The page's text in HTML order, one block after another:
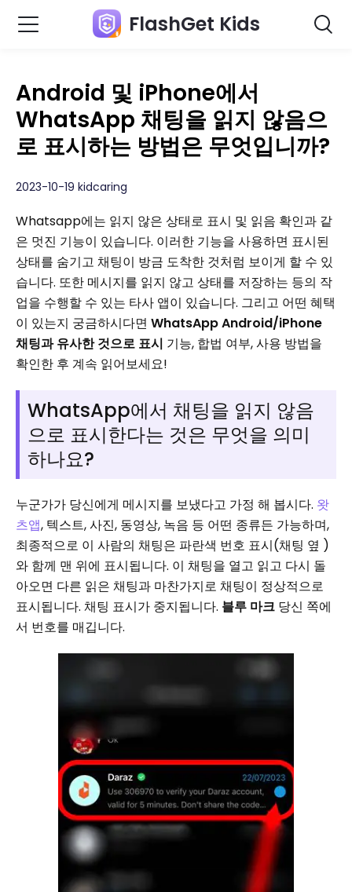
FlashGet Kids
Android 및 iPhone에서
WhatsApp 채팅을 읽지 않음으
로 표시하는 방법은 무엇입니까?
2023-10-19 kidcaring
Whatsapp에는 읽지 않은 상태로 표시 및 읽음 확인과 같
은 멋진 기능이 있습니다. 이러한 기능을 사용하면 표시된
상태를 숨기고 채팅이 방금 도착한 것처럼 보이게 할 수 있
습니다. 또한 메시지를 읽지 않고 상태를 저장하는 등의 작
업을 수행할 수 있는 타사 앱이 있습니다. 그리고 어떤 혜택
이 있는지 궁금하시다면 WhatsApp Android/iPhone
채팅과 유사한 것으로 표시 기능, 합법 여부, 사용 방법을
확인한 후 계속 읽어보세요!
WhatsApp에서 채팅을 읽지 않음
으로 표시한다는 것은 무엇을 의미
하나요?
누군가가 당신에게 메시지를 보냈다고 가정 해 봅시다. 왓
츠앱, 텍스트, 사진, 동영상, 녹음 등 어떤 종류든 가능하며,
최종적으로 이 사람의 채팅은 파란색 번호 표시(채팅 옆 )
와 함께 맨 위에 표시됩니다. 이 채팅을 열고 읽고 다시 돌
아오면 다른 읽은 채팅과 마찬가지로 채팅이 정상적으로
표시됩니다. 채팅 표시가 중지됩니다. 블루 마크 당신 쪽에
서 번호를 매깁니다.